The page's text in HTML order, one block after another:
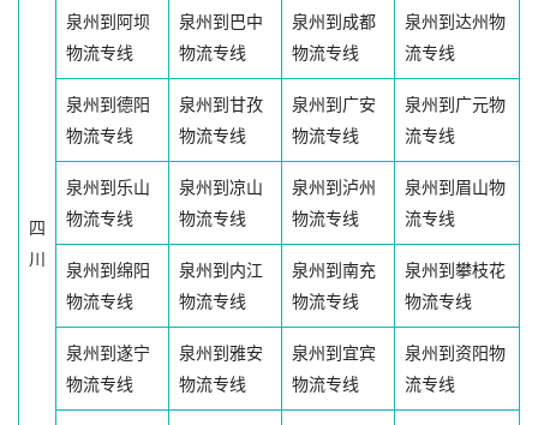
四
川
泉州到阿坝
物流专线
泉州到巴中
物流专线
泉州到成都
物流专线
泉州到达州物
流专线
泉州到德阳
物流专线
泉州到甘孜
物流专线
泉州到广安
物流专线
泉州到广元物
流专线
泉州到乐山
物流专线
泉州到凉山
物流专线
泉州到泸州
物流专线
泉州到眉山物
流专线
泉州到绵阳
物流专线
泉州到内江
物流专线
泉州到南充
物流专线
泉州到攀枝花
物流专线
泉州到遂宁
物流专线
泉州到雅安
物流专线
泉州到宜宾
物流专线
泉州到资阳物
流专线